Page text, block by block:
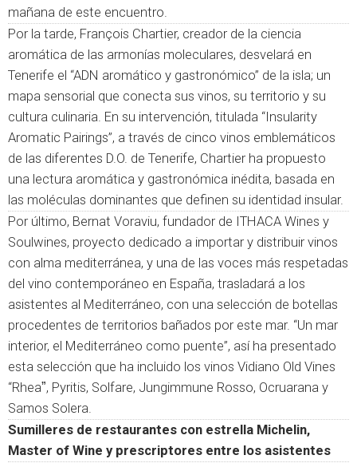
mañana de este encuentro.
Por la tarde, François Chartier, creador de la ciencia
aromática de las armonías moleculares, desvelará en
Tenerife el “ADN aromático y gastronómico” de la isla; un
mapa sensorial que conecta sus vinos, su territorio y su
cultura culinaria. En su intervención, titulada “Insularity
Aromatic Pairings”, a través de cinco vinos emblemáticos
de las diferentes D.O. de Tenerife, Chartier ha propuesto
una lectura aromática y gastronómica inédita, basada en
las moléculas dominantes que definen su identidad insular.
Por último, Bernat Voraviu, fundador de ITHACA Wines y
Soulwines, proyecto dedicado a importar y distribuir vinos
con alma mediterránea, y una de las voces más respetadas
del vino contemporáneo en España, trasladará a los
asistentes al Mediterráneo, con una selección de botellas
procedentes de territorios bañados por este mar. “Un mar
interior, el Mediterráneo como puente”, así ha presentado
esta selección que ha incluido los vinos Vidiano Old Vines
“Rheaˮ, Pyritis, Solfare, Jungimmune Rosso, Ocruarana y
Samos Solera.
Sumilleres de restaurantes con estrella Michelin,
Master of Wine y prescriptores entre los asistentes